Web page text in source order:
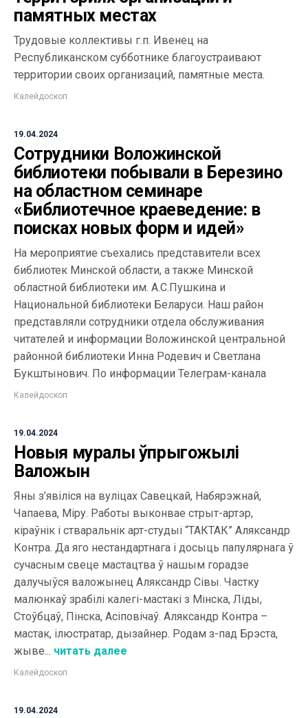
памятных местах
Трудовые коллективы г.п. Ивенец на
Республиканском субботнике благоустраивают
территории своих организаций, памятные места.
Калейдоскоп
19.04.2024
Сотрудники Воложинской
библиотеки побывали в Березино
на областном семинаре
«Библиотечное краеведение: в
поисках новых форм и идей»
На мероприятие съехались представители всех
библиотек Минской области, а также Минской
областной библиотеки им. А.С.Пушкина и
Национальной библиотеки Беларуси. Наш район
представляли сотрудники отдела обслуживания
читателей и информации Воложинской центральной
районной библиотеки Инна Родевич и Светлана
Букштынович. По информации Телеграм-канала
Калейдоскоп
19.04.2024
Новыя муралы ўпрыгожылі
Валожын
Яны з’явіліся на вуліцах Савецкай, Набярэжнай,
Чапаева, Міру. Работы выконвае стрыт-артэр,
кіраўнік і стваральнік арт-студыі “ТАКТАК” Аляксандр
Контра. Да яго нестандартнага і досыць папулярнага ў
сучасным свеце мастацтва ў нашым горадзе
далучыўся валожынец Аляксандр Сівы. Частку
малюнкаў зрабілі калегі-мастакі з Мінска, Ліды,
Стоўбцаў, Пінска, Асіповічаў. Аляксандр Контра –
мастак, ілюстратар, дызайнер. Родам з-пад Брэста,
жыве... читать далее
Калейдоскоп
19.04.2024